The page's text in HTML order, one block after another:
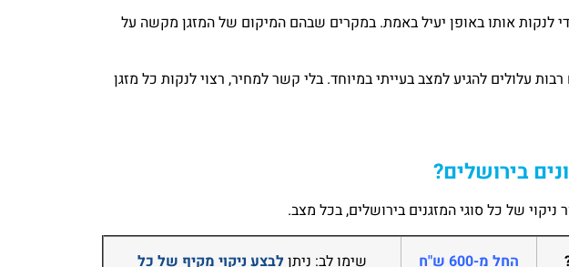
לנקות אותו באופן יעיל באמת. במקרים שבהם המיקום של המזגן מקשה על
עלולים להגיע למצב בעייתי במיוחד. בלי קשר למחיר, רצוי לנקות כל מזגן
בירושלים?
ניקוי של כל סוגי המזגנים בירושלים, בכל מצב.
החל מ-600 ש"ח שימו לב: ניתןלבצע ניקוי מקיף של כל